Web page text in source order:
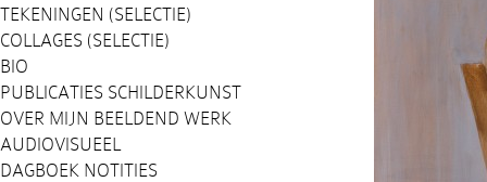
TEKENINGEN (SELECTIE)
COLLAGES (SELECTIE)
BIO
PUBLICATIES SCHILDERKUNST
OVER MIJN BEELDEND WERK
AUDIOVISUEEL
DAGBOEK NOTITIES